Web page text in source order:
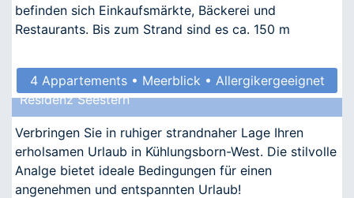
befinden sich Einkaufsmärkte, Bäckerei und
Restaurants. Bis zum Strand sind es ca. 150 m
4 Appartements • Meerblick • Allergikergeeignet
Residenz Seestern
Verbringen Sie in ruhiger strandnaher Lage Ihren
erholsamen Urlaub in Kühlungsborn-West. Die stilvolle
Analge bietet ideale Bedingungen für einen
angenehmen und entspannten Urlaub!